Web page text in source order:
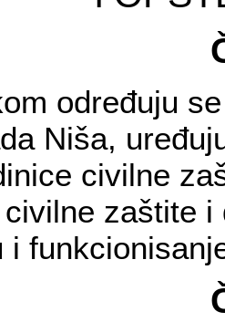
određuju
Niša,
civilne
zaštite
i